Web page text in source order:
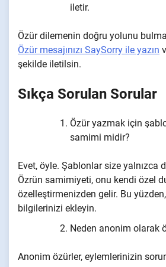
iletir.
Özür dilemenin doğru yolunu
Özür mesajınızı SaySorry ile yazın
şekilde iletilsin.
Sıkça Sorulan Sorular
Özür yazmak için
samimi midir?
Evet, öyle. Şablonlar size yalnızca
Özrün samimiyeti, onu kendi özel
özelleştirmenizden gelir. Bu
bilgilerinizi ekleyin.
Neden anonim olarak
Anonim özürler, eylemlerinizin